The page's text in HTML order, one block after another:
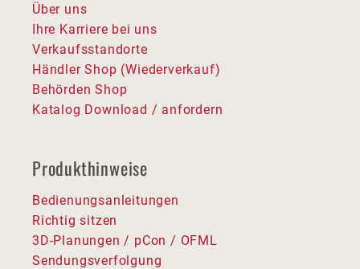
Über uns
Ihre Karriere bei uns
Verkaufsstandorte
Händler Shop (Wiederverkauf)
Behörden Shop
Katalog Download / anfordern
Produkthinweise
Bedienungsanleitungen
Richtig sitzen
3D-Planungen / pCon / OFML
Sendungsverfolgung